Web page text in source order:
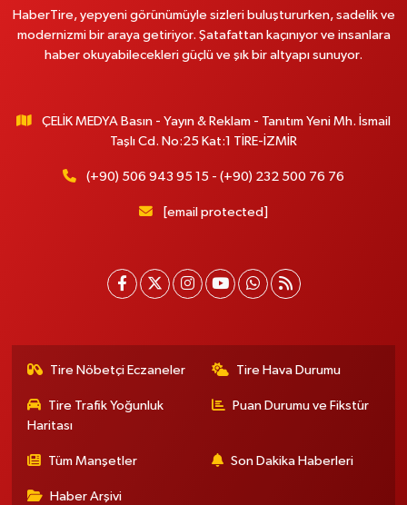
HaberTire, yepyeni görünümüyle sizleri buluştururken, sadelik ve
modernizmi bir araya getiriyor. Şatafattan kaçınıyor ve insanlara
haber okuyabilecekleri güçlü ve şık bir altyapı sunuyor.
ÇELİK MEDYA Basın - Yayın & Reklam - Tanıtım Yeni Mh. İsmail
Taşlı Cd. No:25 Kat:1 TİRE-İZMİR
(+90) 506 943 95 15 - (+90) 232 500 76 76
[email protected]
Tire Nöbetçi Eczaneler Tire Hava Durumu
Tire Trafik Yoğunluk
Haritası
Puan Durumu ve Fikstür
Tüm Manşetler Son Dakika Haberleri
Haber Arşivi